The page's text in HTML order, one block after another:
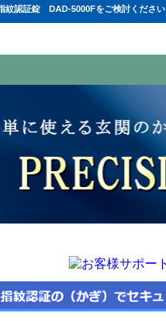
紋認証錠 DAD-5000Fをご検討ください